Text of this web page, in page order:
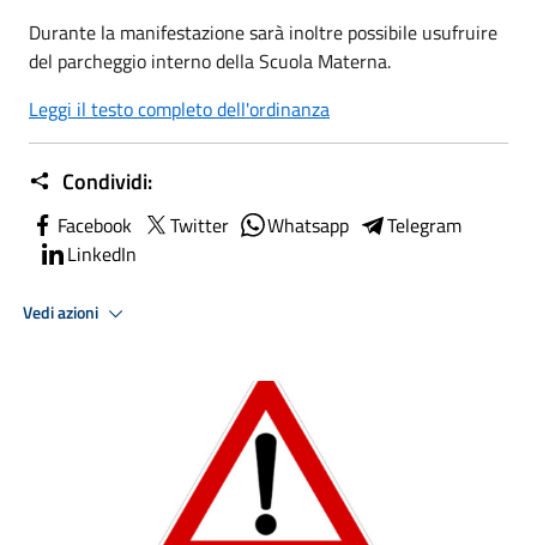
Durante la manifestazione sarà inoltre possibile usufruire
del parcheggio interno della Scuola Materna.
Leggi il testo completo dell'ordinanza
Condividi:
Facebook Twitter Whatsapp
Telegram
LinkedIn
Vedi azioni